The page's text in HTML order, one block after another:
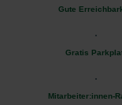
Gute
Gratis
Mitarbeiter:innen-